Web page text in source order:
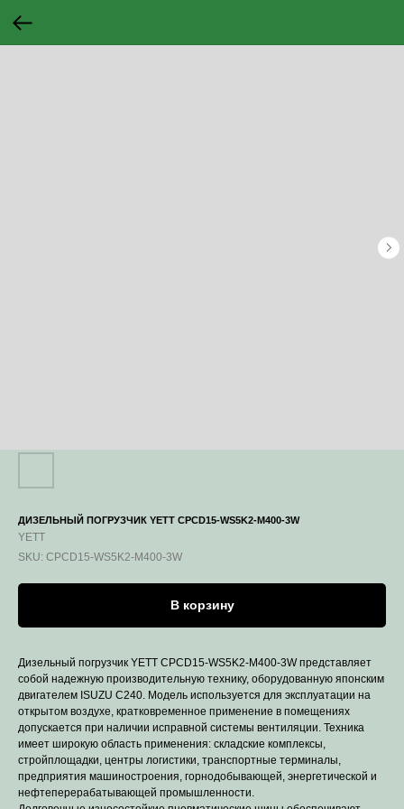
ДИЗЕЛЬНЫЙ ПОГРУЗЧИК YETT CPCD15-WS5K2-M400-3W
YETT
SKU: CPCD15-WS5K2-M400-3W
В корзину
Дизельный погрузчик YETT CPCD15-WS5K2-M400-3W представляет
собой надежную производительную технику, оборудованную японским
двигателем ISUZU C240. Модель используется для эксплуатации на
открытом воздухе, кратковременное применение в помещениях
допускается при наличии исправной системы вентиляции. Техника
имеет широкую область применения: складские комплексы,
стройплощадки, центры логистики, транспортные терминалы,
предприятия машиностроения, горнодобывающей, энергетической и
нефтеперерабатывающей промышленности.